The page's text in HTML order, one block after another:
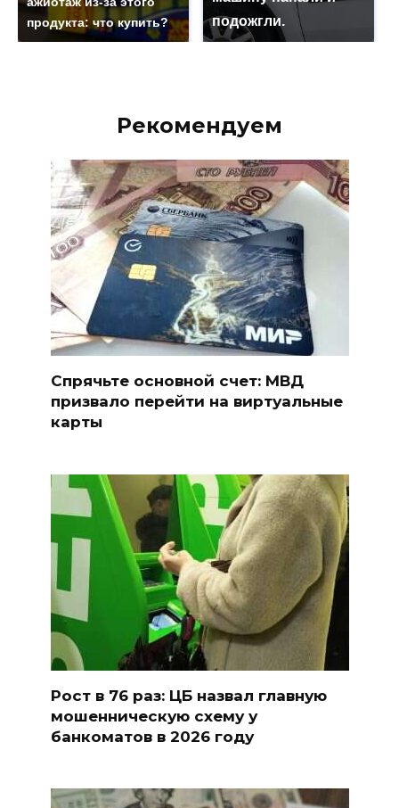
продукта: что купить?
подожгли.
Рекомендуем
Спрячьте основной счет: МВД
призвало перейти на виртуальные
карты
Рост в 76 раз: ЦБ назвал главную
мошенническую схему у
банкоматов в 2026 году